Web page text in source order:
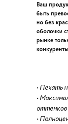
• Печать
•
оттенков
•
Ваш
быть
но без
оболочки
рынке
конкуренты